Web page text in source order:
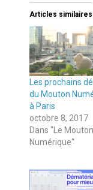
Articles similaires
Les prochains
du Mouton
à Paris
octobre 8, 2017
Dans "Le Mouton
Numérique"